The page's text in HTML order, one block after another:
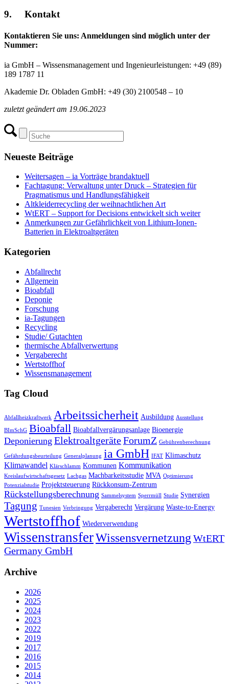
9. Kontakt
Kontaktieren Sie uns: Anmeldungen sind möglich unter der
Nummer:
ia GmbH – Wissensmanagement und Ingenieurleistungen: +49 (89)
189 1787 11
Akademie Dr. Obladen GmbH: +49 (30) 2100548 – 10
zuletzt geändert am 19.06.2023
Neueste Beiträge
Weitersagen – ia Vorträge brandaktuell
Fachtagung: Verwaltung unter Druck – Strategien für
Pragmatismus und Handlungsfähigkeit
Altkleiderrecycling der weihnachtlichen Art
WtERT – Support for Decisions entwickelt sich weiter
Anmerkungen zur Gefährlichkeit von Lithium-Ionen-
Batterien in Elektroaltgeräten
Kategorien
Abfallrecht
Allgemein
Bioabfall
Deponie
Forschung
ia-Tagungen
Recycling
Studie/ Gutachten
thermische Abfallverwertung
Vergaberecht
Wertstoffhof
Wissensmanagement
Tag Cloud
Abfallheizkraftwerk Arbeitssicherheit Ausbildung Ausstellung
BImSchG Bioabfall Bioabfallvergärungsanlage Bioenergie
Deponierung ElektroaltgeräteForumZ Gebührenberechnung
Gefährdungsbeurteilung Generalplanung ia GmbH IFAT Klimaschutz
Klimawandel Klärschlamm Kommunen Kommunikation
Kreislaufwirtschaftsgesetz Lachgas Machbarkeitsstudie MVA Optimierung
Potenzialstudie Projektsteuerung Rückkonsum-Zentrum
Rückstellungsberechnung Sammelsystem Sperrmüll Studie Synergien
Tagung Tunesien Verbringung Vergaberecht Vergärung Waste-to-Energy
Wertstoffhof Wiederverwendung
WissenstransferWissensvernetzung WtERT
Germany GmbH
Archive
2026
2025
2024
2023
2022
2019
2017
2016
2015
2014